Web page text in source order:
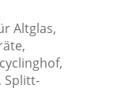
Altglas,
Splitt-